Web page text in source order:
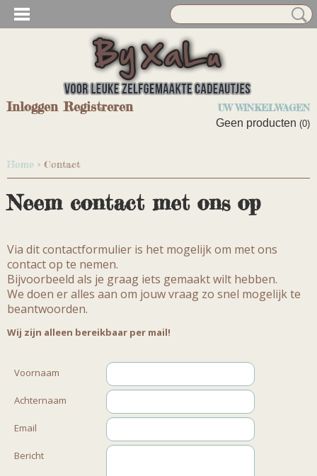
Inloggen Registreren UW WINKELWAGEN
Geen producten (0)
Home > Contact
Neem contact met ons op
Via dit contactformulier is het mogelijk om met ons
contact op te nemen.
Bijvoorbeeld als je graag iets gemaakt wilt hebben.
We doen er alles aan om jouw vraag zo snel mogelijk te
beantwoorden.
Wij zijn alleen bereikbaar per mail!
Voornaam
Achternaam
Email
Bericht